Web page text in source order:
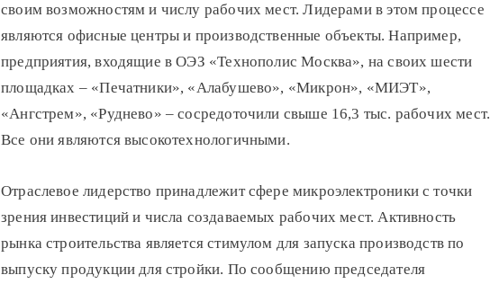
своим возможностям и числу рабочих мест. Лидерами в этом процессе
являются офисные центры и производственные объекты. Например,
предприятия, входящие в ОЭЗ «Технополис Москва», на своих шести
площадках – «Печатники», «Алабушево», «Микрон», «МИЭТ»,
«Ангстрем», «Руднево» – сосредоточили свыше 16,3 тыс. рабочих мест.
Все они являются высокотехнологичными.
Отраслевое лидерство принадлежит сфере микроэлектроники с точки
зрения инвестиций и числа создаваемых рабочих мест. Активность
рынка строительства является стимулом для запуска производств по
выпуску продукции для стройки. По сообщению председателя